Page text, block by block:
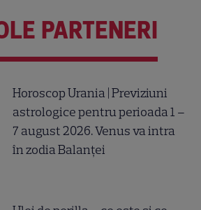
PARTENERI
Horoscop Urania | Previziuni
astrologice pentru perioada 1 –
7 august 2026. Venus va intra
în zodia Balanței